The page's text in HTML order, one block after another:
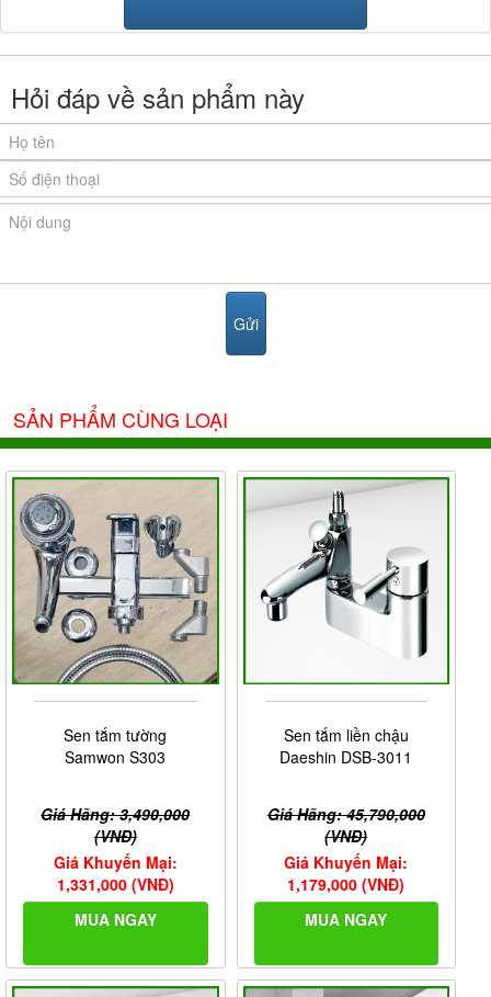
Hỏi đáp về sản phẩm này
SẢN PHẨM CÙNG LOẠI
Sen tắm tường
Samwon S303
Giá Hãng: 3,490,000
(VNĐ)
Giá Khuyến Mại:
1,331,000 (VNĐ)
MUA NGAY
Sen tắm liền chậu
Daeshin DSB-3011
Giá Hãng: 45,790,000
(VNĐ)
Giá Khuyến Mại:
1,179,000 (VNĐ)
MUA NGAY